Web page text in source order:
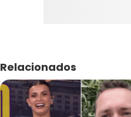
Relacionados